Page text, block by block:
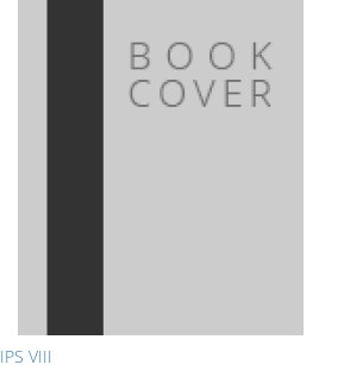
IPS VIII